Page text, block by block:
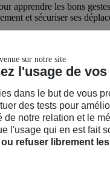
apprendre les bons
et sécuriser ses
des freins, des pneus
de câblerie…
proposées tout au
sur notre site
l'usage de
dans le but de vous
des tests pour
de notre relation et le
l'usage qui en est fait
refuser librement